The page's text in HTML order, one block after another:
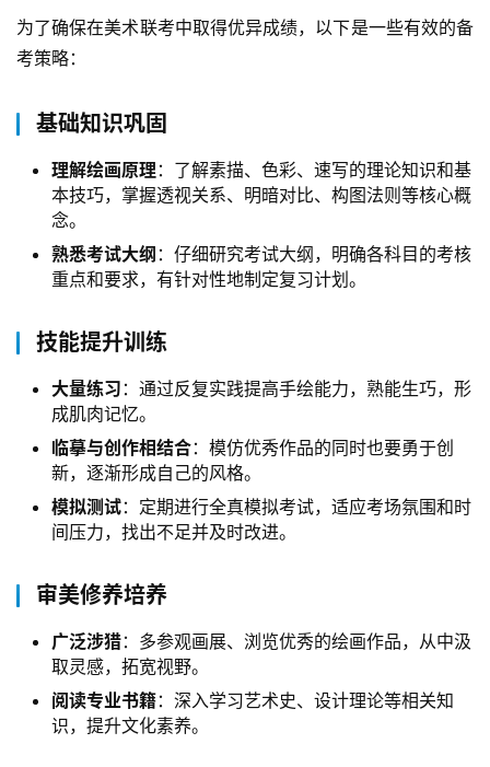
为了确保在美术联考中取得优异成绩，以下是一些有效的备
考策略：
基础知识巩固
理解绘画原理 ：了解素描、色彩、速写的理论知识和基
本技巧，掌握透视关系、明暗对比、构图法则等核心概
念。
熟悉考试大纲 ：仔细研究考试大纲，明确各科目的考核
重点和要求，有针对性地制定复习计划。
技能提升训练
大量练习 ：通过反复实践提高手绘能力，熟能生巧，形
成肌肉记忆。
临摹与创作相结合：模仿优秀作品的同时也要勇于创
新，逐渐形成自己的风格。
模拟测试：定期进行全真模拟考试，适应考场氛围和时
间压力，找出不足并及时改进。
审美修养培养
广泛涉猎：多参观画展、浏览优秀的绘画作品，从中汲
取灵感，拓宽视野。
阅读专业书籍：深入学习艺术史、设计理论等相关知
识，提升文化素养。